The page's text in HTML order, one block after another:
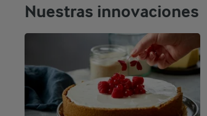
Nuestras innovaciones